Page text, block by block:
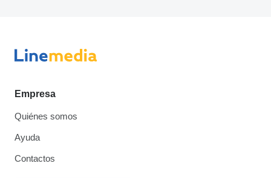
Empresa
Quiénes somos
Ayuda
Contactos